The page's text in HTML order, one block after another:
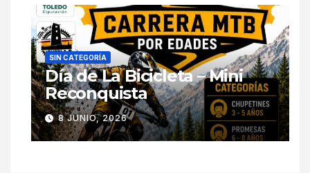
SIN CATEGORÍA
Día de La Bicicleta – Mini
Reconquista
8 JUNIO, 2026